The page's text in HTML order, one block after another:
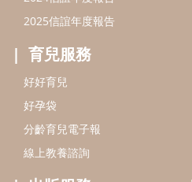
信誼基金出版社
閱讀推廣
Bookstart閱讀起步走
信誼幼兒文學獎
信誼兒童動畫獎
小袋鼠說故事劇團